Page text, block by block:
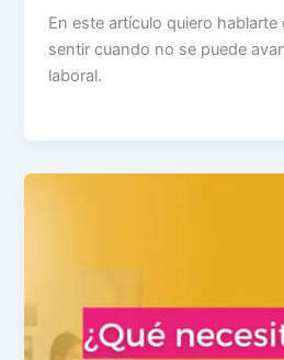
En este artículo quiero hablarte
sentir cuando no se puede
laboral.